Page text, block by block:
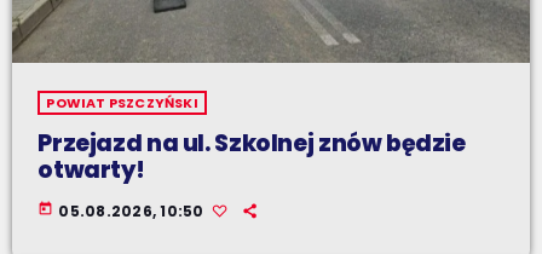
POWIAT PSZCZYŃSKI
Przejazd na ul. Szkolnej znów będzie
otwarty!
today 05.08.2026, 10:50